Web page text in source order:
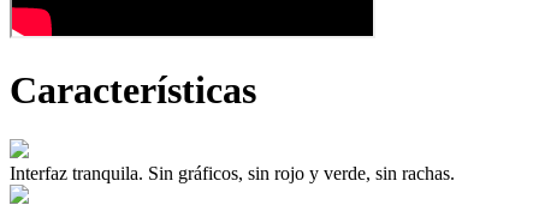
Características
Interfaz tranquila. Sin gráficos, sin rojo y verde, sin rachas.